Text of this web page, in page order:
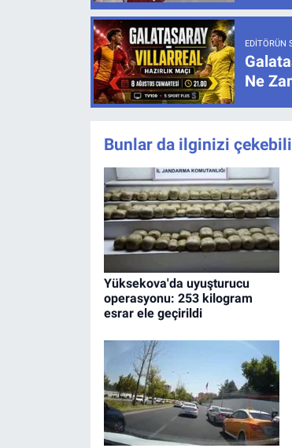
EDITÖRÜN
Ne
Bunlar da ilginizi
Yüksekova'da uyuşturucu
operasyonu: 253 kilogram
esrar ele geçirildi